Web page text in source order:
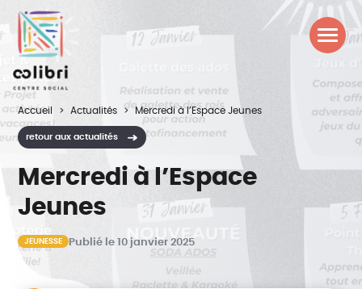
Accueil Actualités Mercredi à l’Espace Jeunes
retour aux actualités
Mercredi à l’Espace
Jeunes
JEUNESSE Publié le 10 janvier 2025